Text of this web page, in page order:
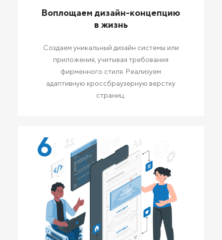
Воплощаем дизайн-концепцию
в жизнь
Создаем уникальный дизайн системы или
приложения, учитывая требования
фирменного стиля. Реализуем
адаптивную кроссбраузерную верстку
страниц.
6